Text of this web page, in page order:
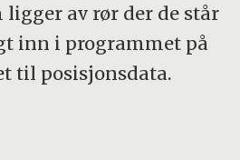
ligger av rør der de står
inn i programmet på
til posisjonsdata.